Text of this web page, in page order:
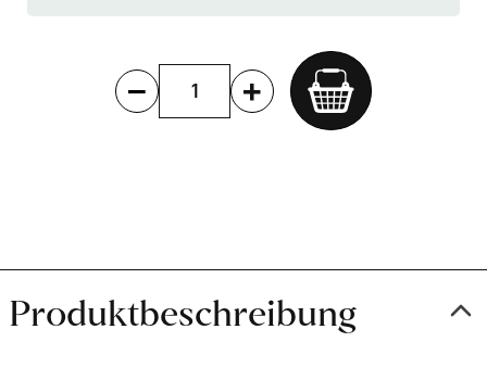
Add
Produktbeschreibung